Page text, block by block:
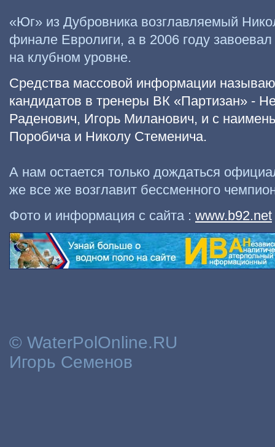
«Юг» из Дубровника возглавляемый
финале Евролиги, а в 2006 году
на клубном уровне.
Средства массовой информации
кандидатов в тренеры ВК «Партизан» -
Раденович, Игорь Миланович, и с
Поробича и Николу Стеменича.
А нам остается только дождаться
же все же возглавит бессменного
Фото и информация с сайта : www.b92.net
© WaterPolOnline.RU
Игорь Семенов